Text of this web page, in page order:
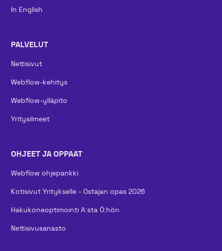
In English
PALVELUT
Nettisivut
Webflow-kehitys
Webflow-ylläpito
Yritysilmeet
OHJEET JA OPPAAT
Webflow ohjepankki
Kotisivut Yritykselle - Ostajan opas 2026
Hakukoneoptimointi A:sta Ö:hön
Nettisivusanasto